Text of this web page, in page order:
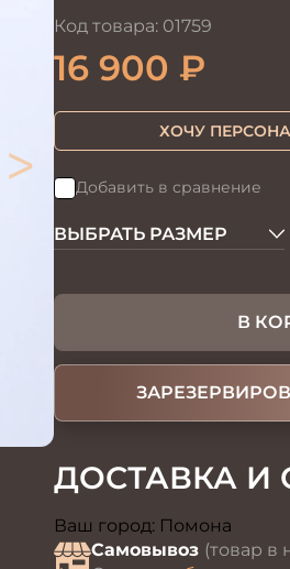
>
Код товара: 01759
16 900 ₽
ХОЧУ
Добавить в сравнение
ВЫБРАТЬ РАЗМЕР
В
ДОСТАВКА И
Ваш город: Помона
Самовывоз (товар в